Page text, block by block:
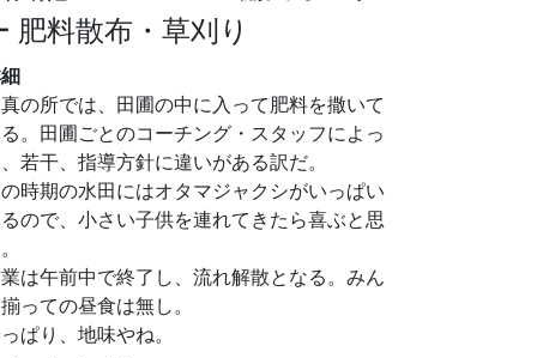
肥料散布・草刈り
の所では、田圃の中に入って肥料を撒いて
。田圃ごとのコーチング・スタッフによっ
若干、指導方針に違いがある訳だ。
時期の水田にはオタマジャクシがいっぱい
ので、小さい子供を連れてきたら喜ぶと思
は午前中で終了し、流れ解散となる。みん
っての昼食は無し。
ぱり、地味やね。